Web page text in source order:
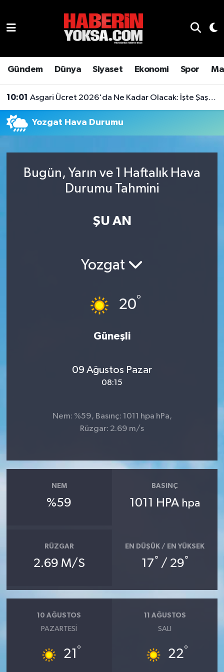
Gündem Dünya Siyaset Ekonomi Spor
10:01 Asgari Ücret 2026'da Ne Kadar Olacak: İşte Şaşırtan Rakam
Yozgat Hava Durumu
Bugün, Yarın ve 1 Haftalık Hava
Durumu Tahmini
ŞU AN
Yozgat
20°
Güneşli
09 Ağustos Pazar
08:15
Nem: %59, Basınç: 1011 hpa hPa,
Rüzgar: 2.69 m/s
NEM
%59
BASINÇ
1011 HPA hpa
RÜZGAR
2.69 M/S
EN DÜŞÜK / EN YÜKSEK
17° / 29°
10 AĞUSTOS
PAZARTESI
21 °
11 AĞUSTOS
SALI
22°
Hava Durumu